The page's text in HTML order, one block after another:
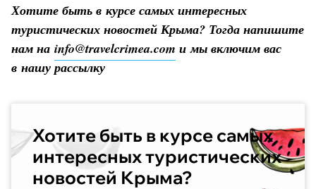
Хотите быть в курсе самых интересных
туристических новостей Крыма? Тогда напишите
нам на info@travelcrimea.com и мы включим вас
в нашу рассылку
Хотите быть в курсе самых
интересных туристических
новостей Крыма?